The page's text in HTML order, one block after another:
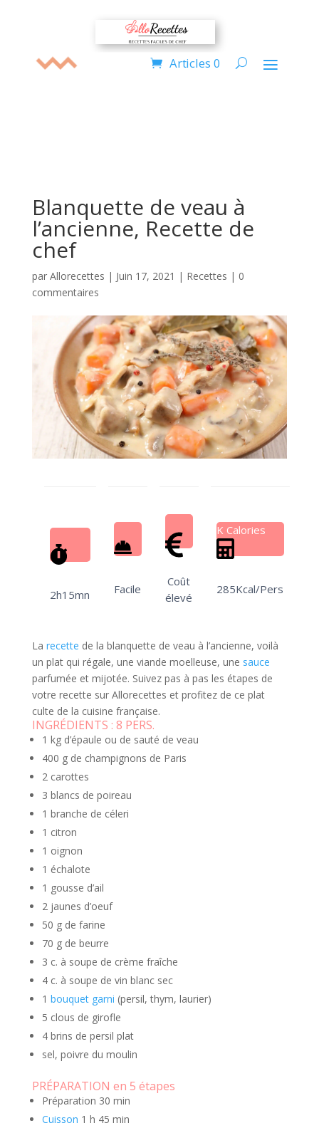
Articles 0
Blanquette de veau à
l’ancienne, Recette de
chef
par Allorecettes | Juin 17, 2021 | Recettes | 0
commentaires
2h15mn Facile
Coût
élevé
K Calories
285Kcal/Pers
La recette de la blanquette de veau à l’ancienne, voilà
un plat qui régale, une viande moelleuse, une sauce
parfumée et mijotée. Suivez pas à pas les étapes de
votre recette sur Allorecettes et profitez de ce plat
culte de la cuisine française.
INGRÉDIENTS : 8 PERS.
1 kg d’épaule ou de sauté de veau
400 g de champignons de Paris
2 carottes
3 blancs de poireau
1 branche de céleri
1 citron
1 oignon
1 échalote
1 gousse d’ail
2 jaunes d’oeuf
50 g de farine
70 g de beurre
3 c. à soupe de crème fraîche
4 c. à soupe de vin blanc sec
1 bouquet garni (persil, thym, laurier)
5 clous de girofle
4 brins de persil plat
sel, poivre du moulin
PRÉPARATION en 5 étapes
Préparation 30 min
Cuisson 1 h 45 min